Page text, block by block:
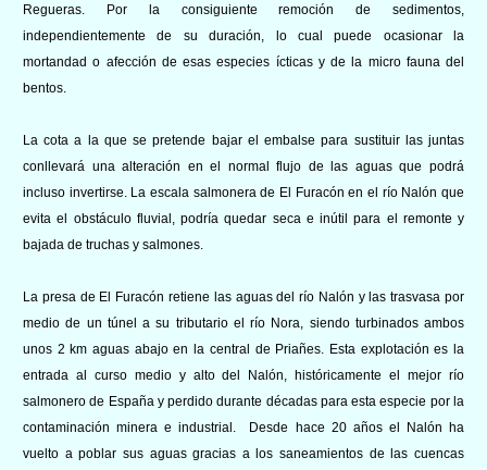
Regueras. Por la consiguiente remoción de sedimentos,
independientemente de su duración, lo cual puede ocasionar la
mortandad o afección de esas especies ícticas y de la micro fauna del
bentos.
La cota a la que se pretende bajar el embalse para sustituir las juntas
conllevará una alteración en el normal flujo de las aguas que podrá
incluso invertirse. La escala salmonera de El Furacón en el río Nalón que
evita el obstáculo fluvial, podría quedar seca e inútil para el remonte y
bajada de truchas y salmones.
La presa de El Furacón retiene las aguas del río Nalón y las trasvasa por
medio de un túnel a su tributario el río Nora, siendo turbinados ambos
unos 2 km aguas abajo en la central de Priañes. Esta explotación es la
entrada al curso medio y alto del Nalón, históricamente el mejor río
salmonero de España y perdido durante décadas para esta especie por la
contaminación minera e industrial. Desde hace 20 años el Nalón ha
vuelto a poblar sus aguas gracias a los saneamientos de las cuencas